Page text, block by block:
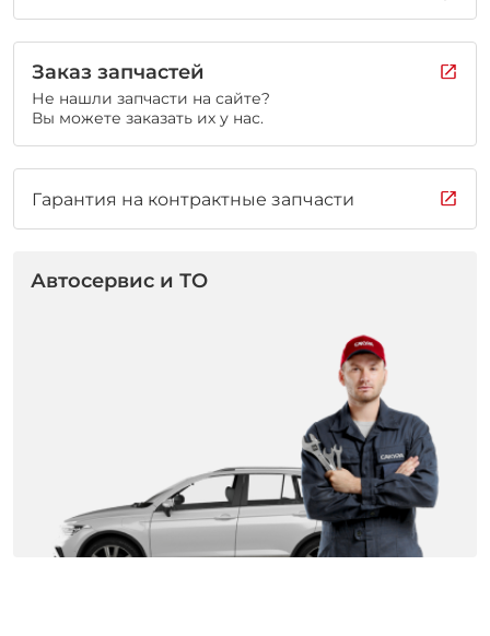
Заказ запчастей
Не нашли запчасти на сайте?
Вы можете заказать их у нас.
Гарантия на контрактные запчасти
Автосервис и ТО